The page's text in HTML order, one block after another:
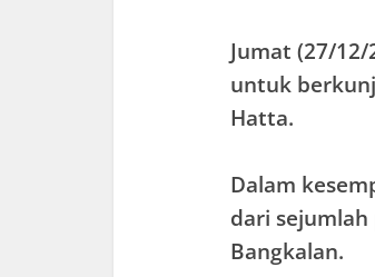
Jumat (27/
untuk
Hatta.
Dalam
dari
Bangkalan.